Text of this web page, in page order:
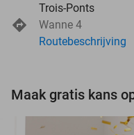
Trois-Ponts
Wanne 4
Routebeschrijving